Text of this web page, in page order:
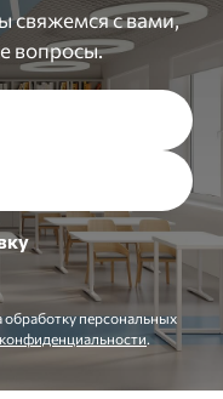
свяжемся с вами,
вопросы.
обработку персональных